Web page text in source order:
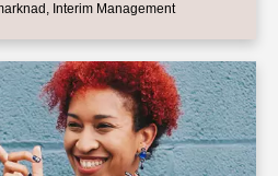
, Interim Management